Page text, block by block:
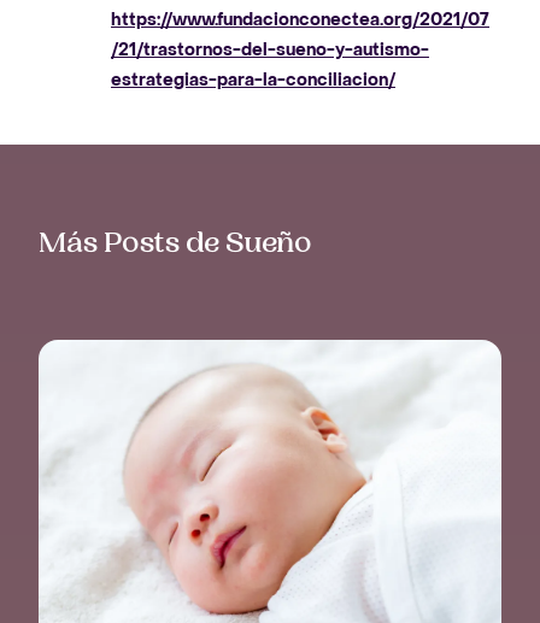
https://www.fundacionconectea.org/2021/07
/21/trastornos-del-sueno-y-autismo-
estrategias-para-la-conciliacion/
Más Posts de Sueño